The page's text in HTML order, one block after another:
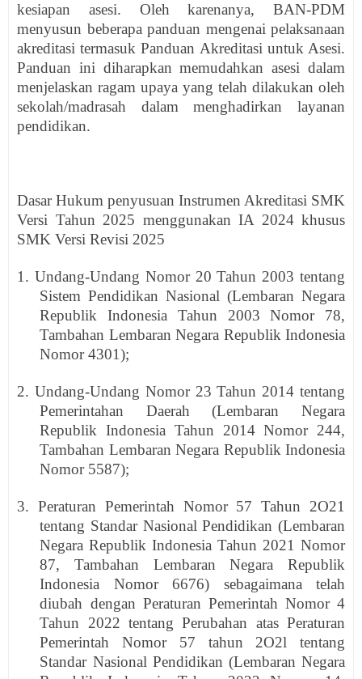
kesiapan asesi. Oleh karenanya, BAN-PDM
menyusun beberapa panduan mengenai pelaksanaan
akreditasi termasuk Panduan Akreditasi untuk Asesi.
Panduan ini diharapkan memudahkan asesi dalam
menjelaskan ragam upaya yang telah dilakukan oleh
sekolah/madrasah dalam menghadirkan layanan
pendidikan.
Dasar Hukum penyusuan Instrumen Akreditasi SMK
Versi Tahun 2025 menggunakan IA 2024 khusus
SMK Versi Revisi 2025
1. Undang-Undang Nomor 20 Tahun 2003 tentang
Sistem Pendidikan Nasional (Lembaran Negara
Republik Indonesia Tahun 2003 Nomor 78,
Tambahan Lembaran Negara Republik Indonesia
Nomor 4301);
2. Undang-Undang Nomor 23 Tahun 2014 tentang
Pemerintahan Daerah (Lembaran Negara
Republik Indonesia Tahun 2014 Nomor 244,
Tambahan Lembaran Negara Republik Indonesia
Nomor 5587);
3. Peraturan Pemerintah Nomor 57 Tahun 2O21
tentang Standar Nasional Pendidikan (Lembaran
Negara Republik Indonesia Tahun 2021 Nomor
87, Tambahan Lembaran Negara Republik
Indonesia Nomor 6676) sebagaimana telah
diubah dengan Peraturan Pemerintah Nomor 4
Tahun 2022 tentang Perubahan atas Peraturan
Pemerintah Nomor 57 tahun 2O2l tentang
Standar Nasional Pendidikan (Lembaran Negara